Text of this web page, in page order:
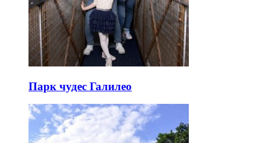
Парк чудес Галилео